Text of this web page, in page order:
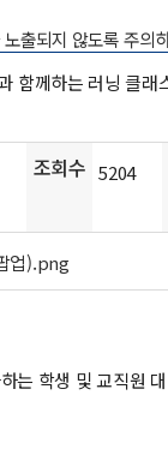
출되지 않도록 주의
함께하는 러닝 클래
조회수 5204
업).png
는 학생 및 교직원